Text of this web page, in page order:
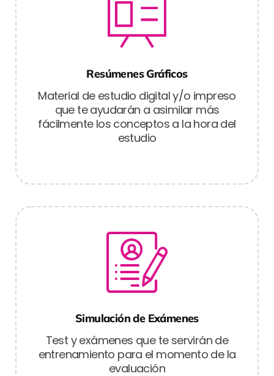
Resúmenes Gráficos
Material de estudio digital y/o impreso
que te ayudarán a asimilar más
fácilmente los conceptos a la hora del
estudio
Simulación de Exámenes
Test y exámenes que te servirán de
entrenamiento para el momento de la
evaluación